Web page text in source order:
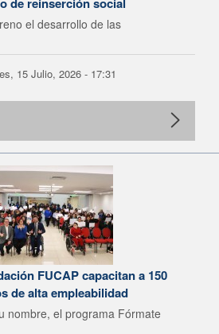
el desarrollo de las
15 Julio, 2026 - 17:31
FUCAP capacitan a 150
de alta empleabilidad
nombre, el programa Fórmate